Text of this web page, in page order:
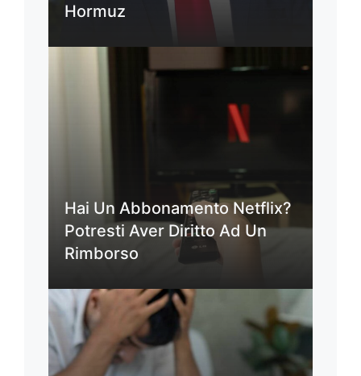
Hormuz
Hai Un Abbonamento Netflix?
Potresti Aver Diritto Ad Un
Rimborso